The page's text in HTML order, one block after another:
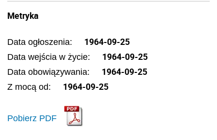
Metryka
Data ogłoszenia: 1964-09-25
Data wejścia w życie: 1964-09-25
Data obowiązywania: 1964-09-25
Z mocą od: 1964-09-25
Pobierz PDF